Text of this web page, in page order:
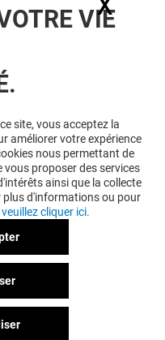
VIE
site, vous acceptez la
améliorer votre expérience
nous permettant de
vous proposer des services
ainsi que la collecte
plus d'informations ou pour
veuillez cliquer ici.